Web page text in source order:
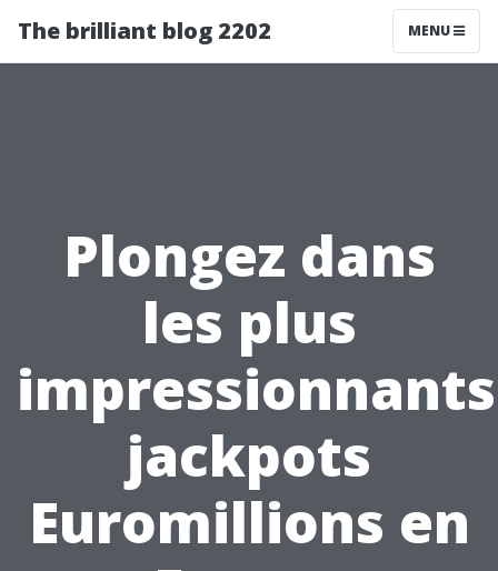
The brilliant blog 2202 MENU
Plongez dans
les plus
impressionnants
jackpots
Euromillions en